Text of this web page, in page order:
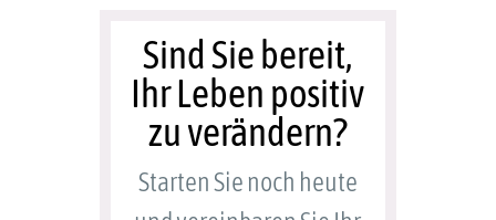
Sind Sie bereit,
Ihr Leben positiv
zu verändern?
Starten Sie noch heute